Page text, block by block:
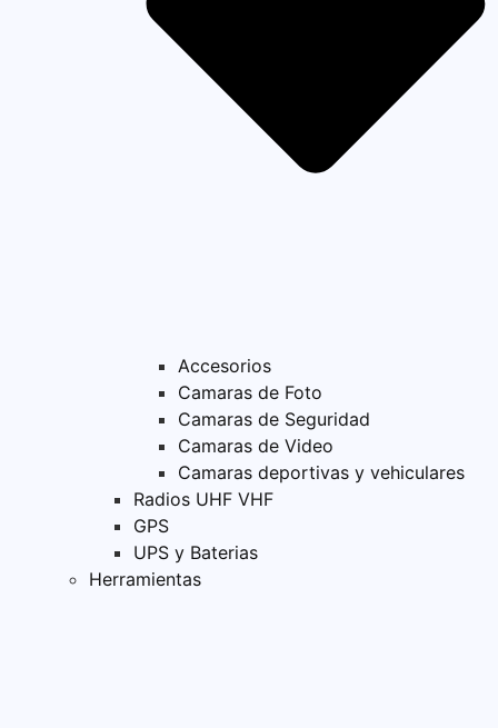
Accesorios
Camaras de Foto
Camaras de Seguridad
Camaras de Video
Camaras deportivas y vehiculares
Radios UHF VHF
GPS
UPS y Baterias
Herramientas